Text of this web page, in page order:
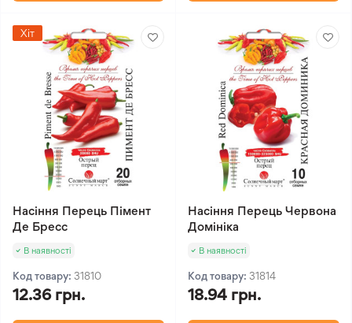
Хіт
Насіння Перець Пімент
Де Бресс
В наявності
Код товару: 31810
12.36 грн.
Насіння Перець Червона
Домініка
В наявності
Код товару: 31814
18.94 грн.